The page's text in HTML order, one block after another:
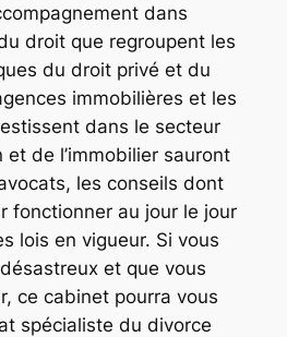
dans
droit que regroupent les
du droit privé et du
immobilières et les
dans le secteur
de l’immobilier sauront
les conseils dont
fonctionner au jour le jour
lois en vigueur. Si vous
et que vous
ce cabinet pourra vous
spécialiste du divorce